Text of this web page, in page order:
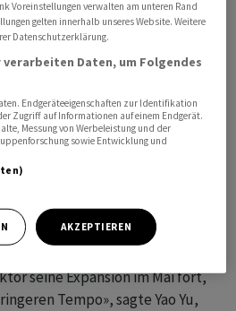
über der Marke von 50 Zählern,
Die offizielle Umfrage der
hatte dagegen eine Stagnation
exakt 50 Punkten ‌gezeigt.
und die Neuaufträge
schrumpfte das
seit fünf Monaten. Dies sei ​ein
steigende Energiepreise die
Erhebung.
seine Expansion im Mai fort,
Tempo», sagte Yao Yu,
Voreinstellungen verwalten am unteren Rand
gelten innerhalb unseres Website. Weitere
Datenschutzerklärung.
Daten, um Folgendes
Endgeräteeigenschaften zur Identifikation
Zugriff auf Informationen auf einem Endgerät.
Messung von Werbeleistung und der
sowie Entwicklung und
AKZEPTIEREN